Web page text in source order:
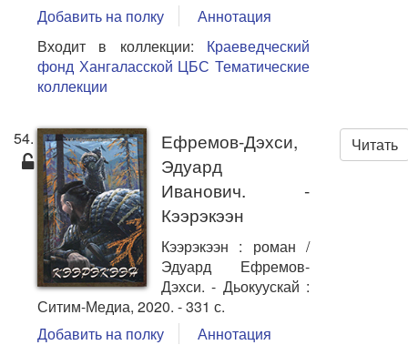
Добавить на полку
Аннотация
Входит в коллекции: Краеведческий
фонд Хангаласской ЦБС Тематические
коллекции
54. Читать
Ефремов-Дэхси,
Эдуард
Иванович. -
Кээрэкээн
Кээрэкээн : роман /
Эдуард Ефремов-
Дэхси. - Дьокуускай :
Ситим-Медиа, 2020. - 331 с.
Добавить на полку
Аннотация